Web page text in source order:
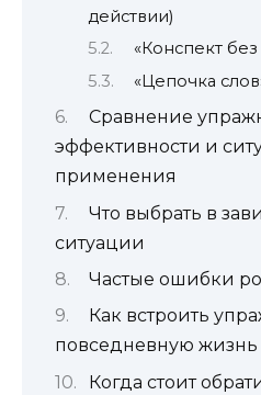
действии)
«Конспект без
«Цепочка
Сравнение
эффективности и
применения
Что выбрать в
ситуации
Частые ошибки
Как встроить
повседневную жизнь
Когда стоит